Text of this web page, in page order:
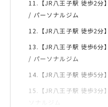
11.【JR八王子駅 徒歩2
/ パーソナルジム
12.【JR八王子駅 徒歩2分
13.【JR八王子駅 徒歩6分
/ パーソナルジム
14.【JR八王子駅 徒歩5分
15.【JR八王子駅 徒歩3
ソナルジム